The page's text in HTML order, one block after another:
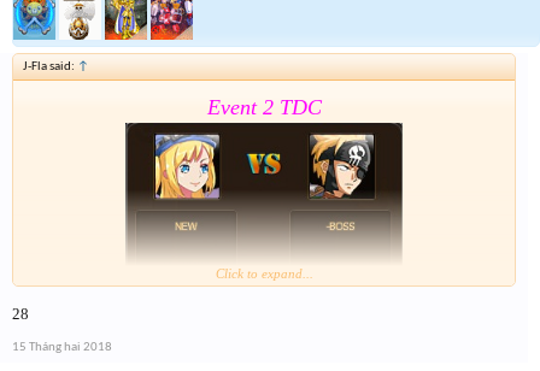
J-Fla said: ↑
Event 2 TDC
Nay là cả event hôm qua lun nên mỗi giải sẽ có 2 lần
Click to expand...
28
15 Tháng hai 2018